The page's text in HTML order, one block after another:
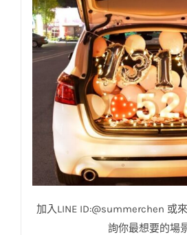
加入LINE ID:@summerchen 或
詢你最想要的場